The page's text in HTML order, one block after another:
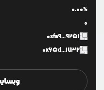
0.00%
0
0xfa9...9251
0x65d...1732